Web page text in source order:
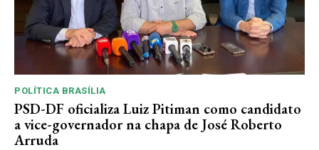
POLÍTICA BRASÍLIA
PSD-DF oficializa Luiz Pitiman como candidato
a vice-governador na chapa de José Roberto
Arruda